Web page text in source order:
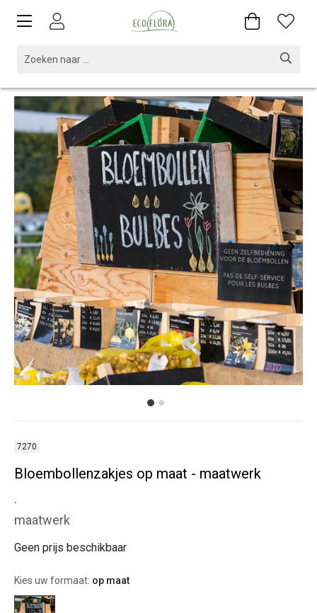
7270
Bloembollenzakjes op maat - maatwerk
.
maatwerk
Geen prijs beschikbaar
Kies uw formaat: op maat